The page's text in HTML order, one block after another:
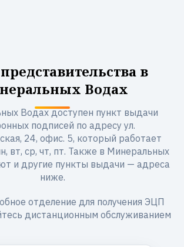
в
Водах
Водах доступен пункт выдачи
подписей по адресу ул.
24, офис. 5, который работает
вт, ср, чт, пт. Также в Минеральных
и другие пункты выдачи — адреса
ниже.
отделение для получения ЭЦП
дистанционным обслуживанием